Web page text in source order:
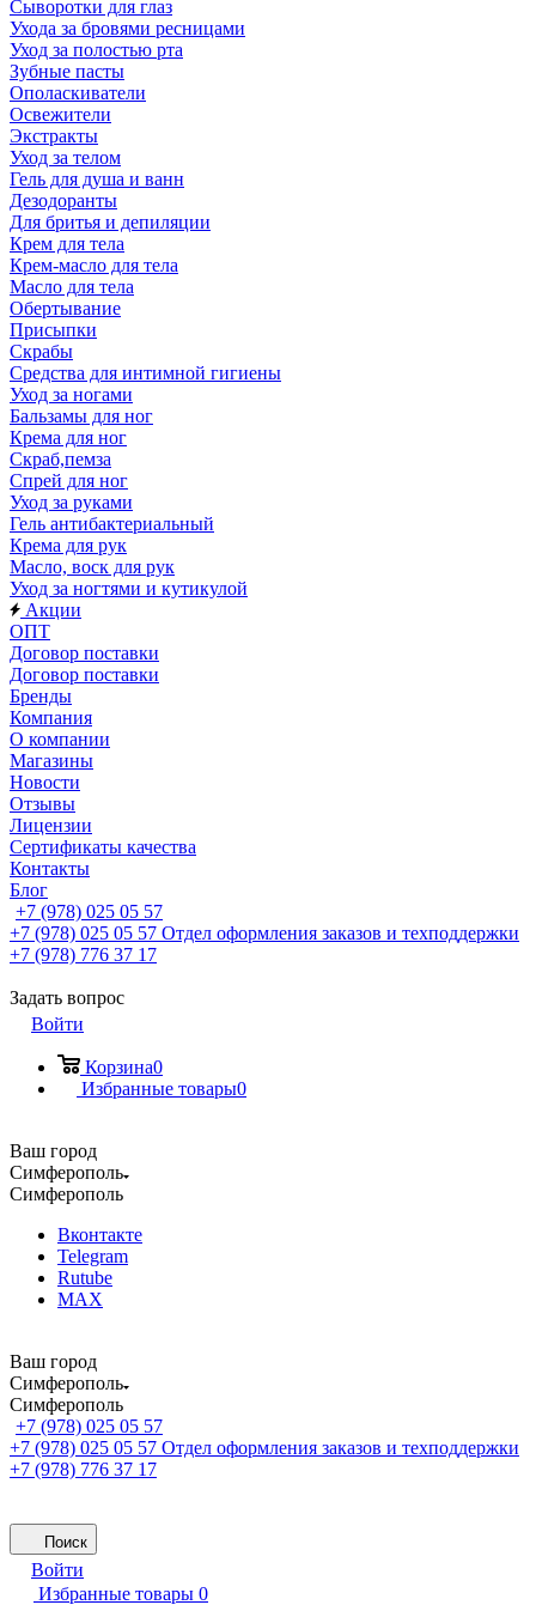
Сыворотки для глаз
Ухода за бровями ресницами
Уход за полостью рта
Зубные пасты
Ополаскиватели
Освежители
Экстракты
Уход за телом
Гель для душа и ванн
Дезодоранты
Для бритья и депиляции
Крем для тела
Крем-масло для тела
Масло для тела
Обертывание
Присыпки
Скрабы
Средства для интимной гигиены
Уход за ногами
Бальзамы для ног
Крема для ног
Скраб,пемза
Спрей для ног
Уход за руками
Гель антибактериальный
Крема для рук
Масло, воск для рук
Уход за ногтями и кутикулой
Акции
ОПТ
Договор поставки
Договор поставки
Бренды
Компания
О компании
Магазины
Новости
Отзывы
Лицензии
Сертификаты качества
Контакты
Блог
+7 (978) 025 05 57
+7 (978) 025 05 57 Отдел оформления заказов и техподдержки
+7 (978) 776 37 17
Задать вопрос
Войти
Корзина0
Избранные товары0
Ваш город
Симферополь
Симферополь
Вконтакте
Telegram
Rutube
MAX
Ваш город
Симферополь
Симферополь
+7 (978) 025 05 57
+7 (978) 025 05 57 Отдел оформления заказов и техподдержки
+7 (978) 776 37 17
Поиск
Войти
Избранные товары 0